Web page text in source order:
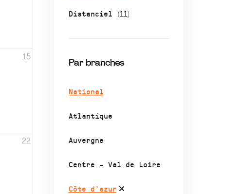
Distanciel (11)
Par branches
National
Atlantique
Auvergne
Centre - Val de Loire
Côte d’azur
15
22